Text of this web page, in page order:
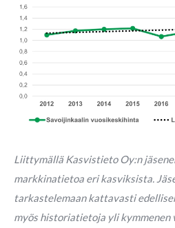
Liittymällä Kasvistieto Oy:n
markkinatietoa eri kasviksista.
tarkastelemaan kattavasti
myös historiatietoja yli